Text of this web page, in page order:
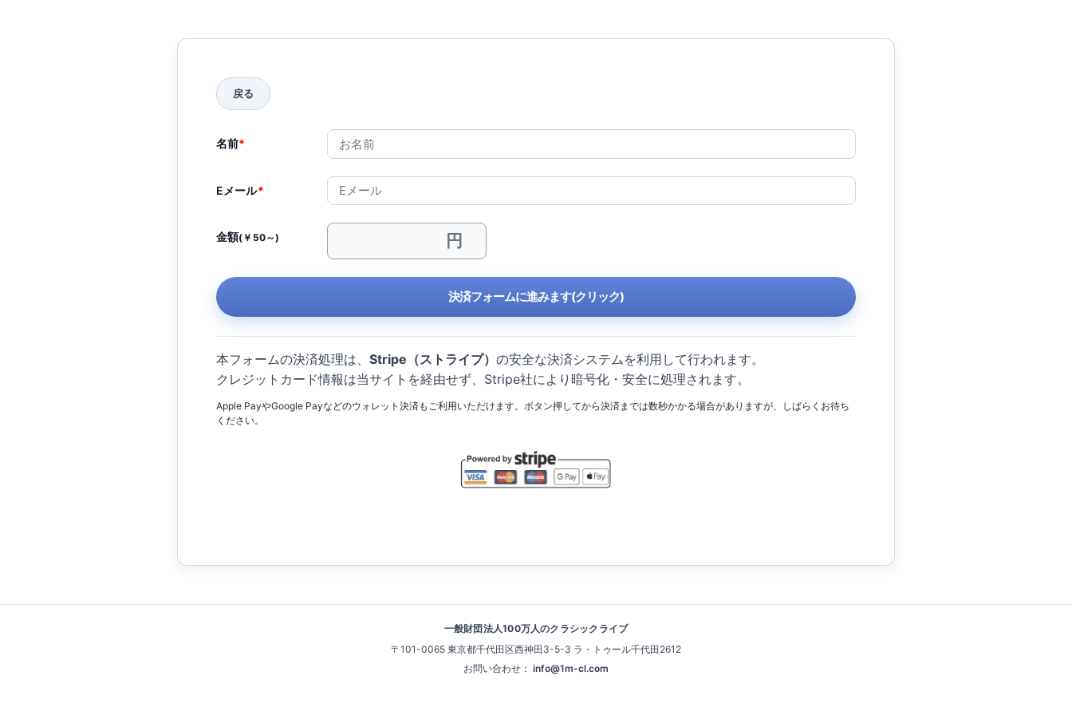
名前*
Eメール*
金額(￥50～)
決済フォームに進みます(クリック)
本フォームの決済処理は、 Stripe（ストライプ） の安全な決済システムを利用して行われます。
クレジットカード情報は当サイトを経由せず、Stripe社により暗号化・安全に処理されます。
Apple PayやGoogle Payなどのウォレット決済もご利用いただけます。ボタン押してから決済までは数秒かかる場合がありますが、しばらくお待ち
ください。
一般財団法人100万人のクラシックライブ
〒101-0065 東京都千代田区西神田3-5-3 ラ・トゥール千代田2612
お問い合わせ： info@1m-cl.com